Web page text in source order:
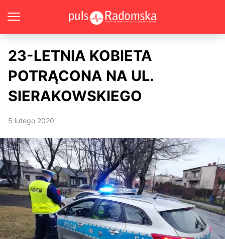
23-LETNIA KOBIETA
POTRĄCONA NA UL.
SIERAKOWSKIEGO
5 lutego 2020